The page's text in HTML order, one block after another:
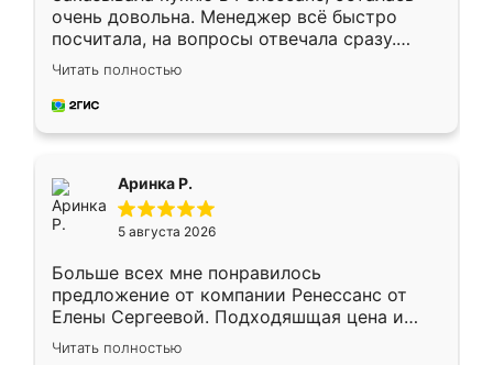
очень довольна. Менеджер всё быстро
посчитала, на вопросы отвечала сразу.
Замерщик приехал в субботу, подошёл к
делу со всей ответственностью. Собрали
за день, ребята работали аккуратно, даже
Читать полностью
Аринка Р.
5 августа 2026
Больше всех мне понравилось
предложение от компании Ренессанс от
Елены Сергеевой. Подходяшщая цена и
короткие сроки изготовления. Приехавший
для замера сотрудник Владислав
Читать полностью